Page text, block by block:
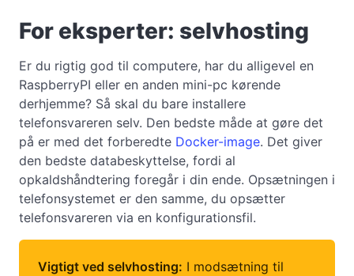
For eksperter: selvhosting
Er du rigtig god til computere, har du alligevel en
RaspberryPI eller en anden mini-pc kørende
derhjemme? Så skal du bare installere
telefonsvareren selv. Den bedste måde at gøre det
på er med det forberedte Docker-image. Det giver
den bedste databeskyttelse, fordi al
opkaldshåndtering foregår i din ende. Opsætningen i
telefonsystemet er den samme, du opsætter
telefonsvareren via en konfigurationsfil.
Vigtigt ved selvhosting: I modsætning til